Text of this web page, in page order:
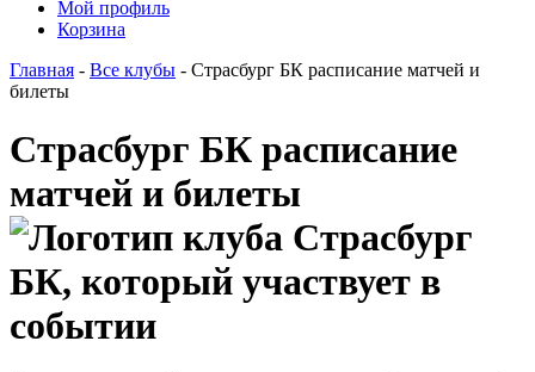
Мой профиль
Корзина
Главная - Все клубы - Страсбург БК расписание матчей и
билеты
Страсбург БК расписание
матчей и билеты